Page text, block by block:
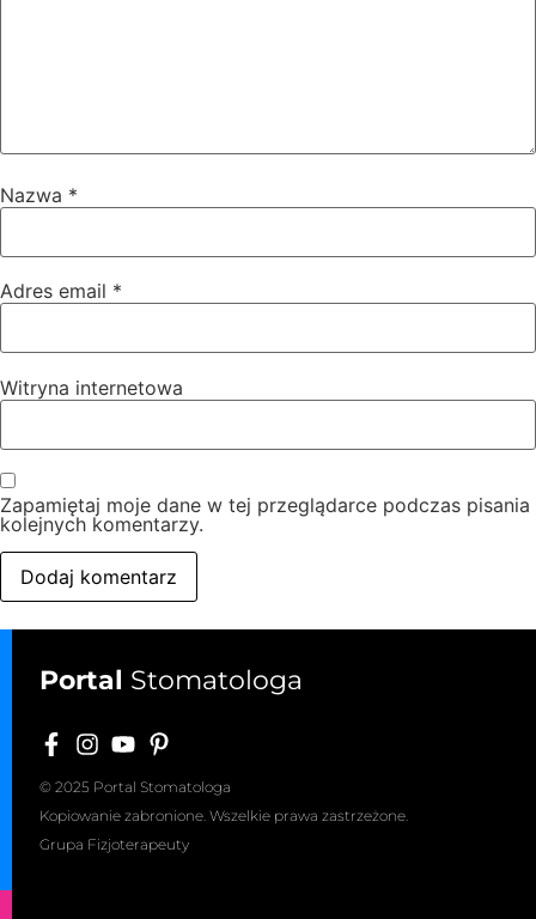
Nazwa *
Adres email *
Witryna internetowa
Zapamiętaj moje dane w tej przeglądarce podczas pisania
kolejnych komentarzy.
Portal Stomatologa
© 2025 Portal Stomatologa
Kopiowanie zabronione. Wszelkie prawa zastrzeżone.
Grupa Fizjoterapeuty